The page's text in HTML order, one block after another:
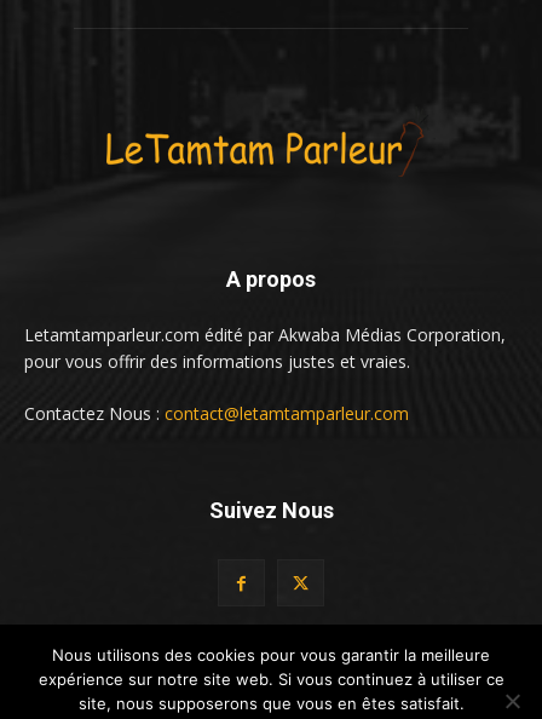
A propos
Letamtamparleur.com édité par Akwaba Médias Corporation,
pour vous offrir des informations justes et vraies.
Contactez Nous : contact@letamtamparleur.com
Suivez Nous
© LeTamTamParleur by Altacado Digital
Nous utilisons des cookies pour vous garantir la meilleure
expérience sur notre site web. Si vous continuez à utiliser ce
site, nous supposerons que vous en êtes satisfait.